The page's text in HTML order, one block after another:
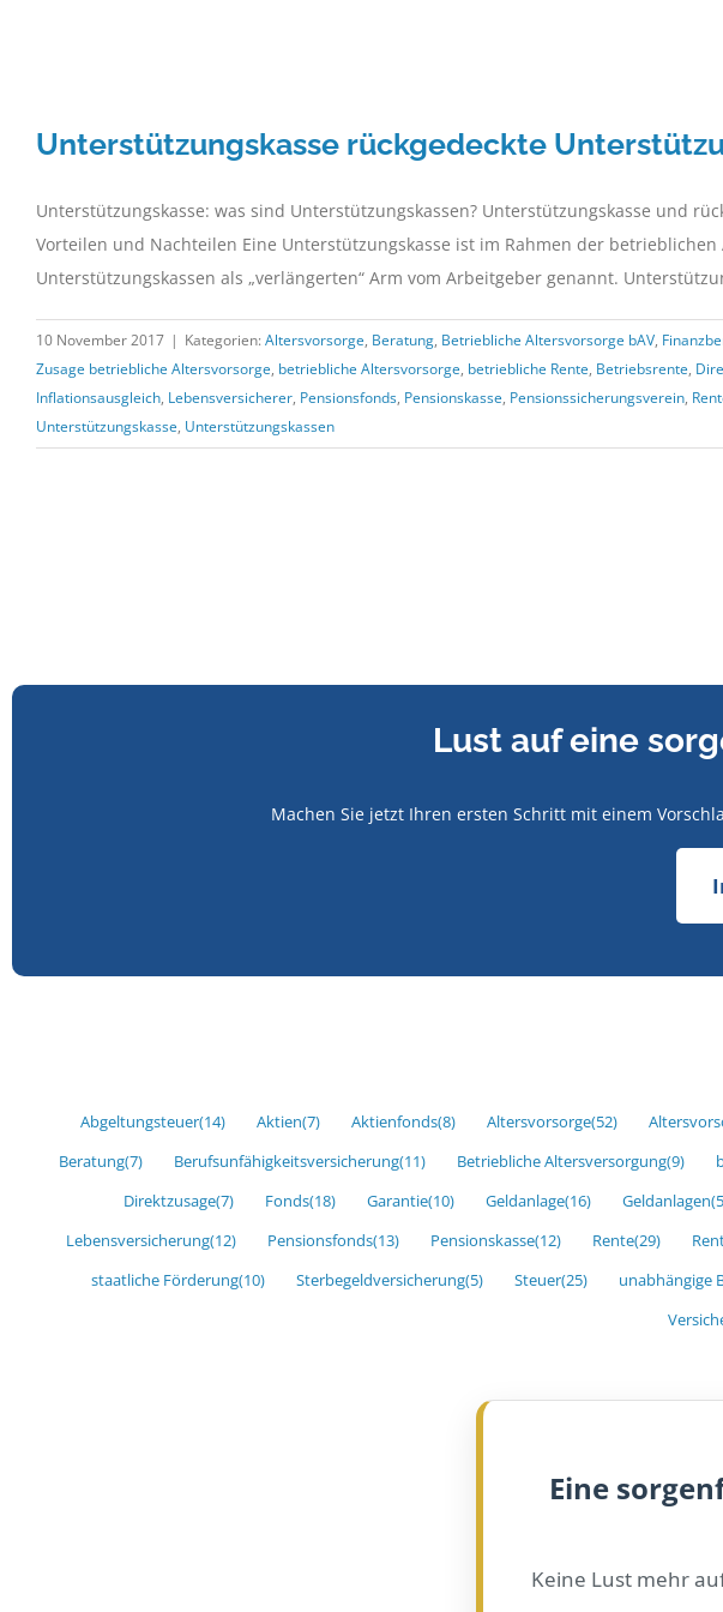
Unterstützungskasse rückgedeckte
Unterstützungskasse: was sind Unterstützungskassen? Unterstützungskasse und
Vorteilen und Nachteilen Eine Unterstützungskasse ist im Rahmen der
Unterstützungskassen als „verlängerten“ Arm vom Arbeitgeber genannt.
10 November 2017 | Kategorien: Altersvorsorge, Beratung, Betriebliche Altersvorsorge bAV,
Zusage betriebliche Altersvorsorge, betriebliche Altersvorsorge, betriebliche Rente, Betriebsrente,
Inflationsausgleich, Lebensversicherer, Pensionsfonds, Pensionskasse, Pensionssicherungsverein,
Unterstützungskasse, Unterstützungskassen
Lust auf eine
Machen Sie jetzt Ihren ersten Schritt mit einem
Abgeltungsteuer(14) Aktien(7) Aktienfonds(8) Altersvorsorge(52)
Beratung(7) Berufsunfähigkeitsversicherung(11) Betriebliche Altersversorgung(9)
Direktzusage(7) Fonds(18) Garantie(10) Geldanlage(16) Geldanlagen
Lebensversicherung(12) Pensionsfonds(13) Pensionskasse(12) Rente(29)
staatliche Förderung(10) Sterbegeldversicherung(5) Steuer(25) unabhängige
Eine
Keine Lust mehr